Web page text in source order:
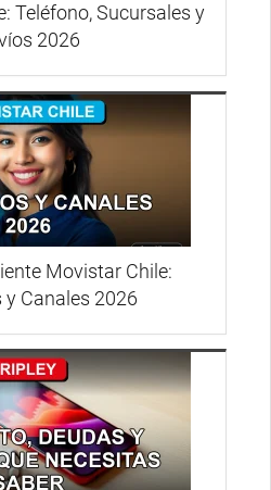
Teléfono, Sucursales y
2026
Movistar Chile:
y Canales 2026